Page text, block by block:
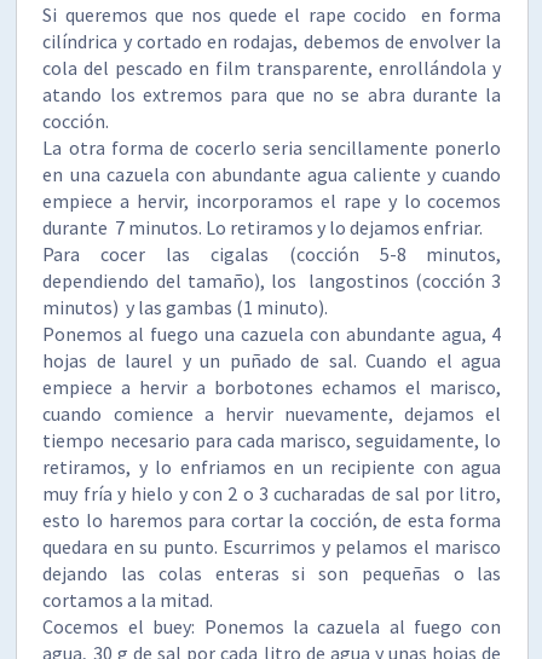
Si queremos que nos quede el rape cocido en forma
cilíndrica y cortado en rodajas, debemos de envolver la
cola del pescado en film transparente, enrollándola y
atando los extremos para que no se abra durante la
cocción.
La otra forma de cocerlo seria sencillamente ponerlo
en una cazuela con abundante agua caliente y cuando
empiece a hervir, incorporamos el rape y lo cocemos
durante 7 minutos. Lo retiramos y lo dejamos enfriar.
Para cocer las cigalas (cocción 5-8 minutos,
dependiendo del tamaño), los langostinos (cocción 3
minutos) y las gambas (1 minuto).
Ponemos al fuego una cazuela con abundante agua, 4
hojas de laurel y un puñado de sal. Cuando el agua
empiece a hervir a borbotones echamos el marisco,
cuando comience a hervir nuevamente, dejamos el
tiempo necesario para cada marisco, seguidamente, lo
retiramos, y lo enfriamos en un recipiente con agua
muy fría y hielo y con 2 o 3 cucharadas de sal por litro,
esto lo haremos para cortar la cocción, de esta forma
quedara en su punto. Escurrimos y pelamos el marisco
dejando las colas enteras si son pequeñas o las
cortamos a la mitad.
Cocemos el buey: Ponemos la cazuela al fuego con
agua, 30 g de sal por cada litro de agua y unas hojas de